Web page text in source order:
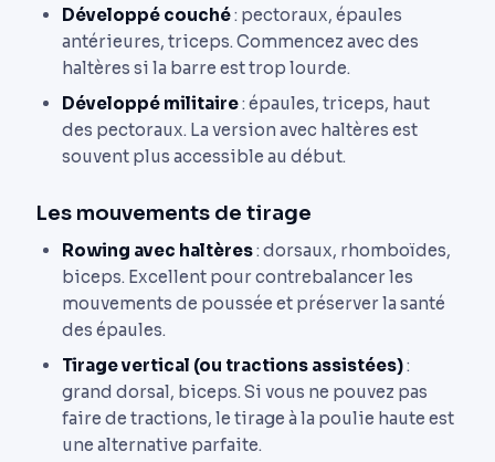
Développé couché: pectoraux, épaules
antérieures, triceps. Commencez avec des
haltères si la barre est trop lourde.
Développé militaire: épaules, triceps, haut
des pectoraux. La version avec haltères est
souvent plus accessible au début.
Les mouvements de tirage
Rowing avec haltères: dorsaux, rhomboïdes,
biceps. Excellent pour contrebalancer les
mouvements de poussée et préserver la santé
des épaules.
Tirage vertical (ou tractions assistées):
grand dorsal, biceps. Si vous ne pouvez pas
faire de tractions, le tirage à la poulie haute est
une alternative parfaite.